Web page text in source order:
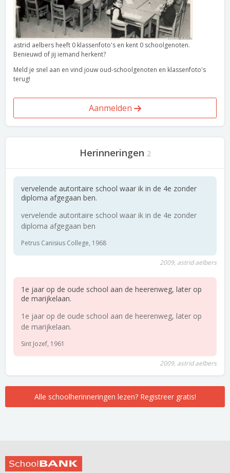
astrid aelbers heeft 0 klassenfoto's en kent 0 schoolgenoten.
Benieuwd of jij iemand herkent?
Meld je snel aan en vind jouw oud-schoolgenoten en klassenfoto's
terug!
Aanmelden
Herinneringen 2
vervelende autoritaire school waar ik in de 4e zonder
diploma afgegaan ben.
vervelende autoritaire school waar ik in de 4e zonder
diploma afgegaan ben
Petrus Canisius College, 1968
2009, astrid aelbers
1e jaar op de oude school aan de heerenweg, later op
de marijkelaan.
1e jaar op de oude school aan de heerenweg, later op
de marijkelaan.
Sint Jozef, 1961
2009, astrid aelbers
Alle schoolherinneringen lezen? Registreer gratis!